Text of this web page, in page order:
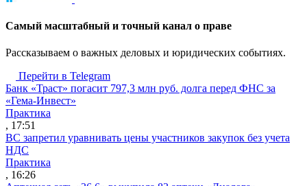
Cамый масштабный и точный канал о праве
Рассказываем о важных деловых и юридических событиях.
Перейти в Telegram
Банк «Траст» погасит 797,3 млн руб. долга перед ФНС за
«Гема-Инвест»
Практика
, 17:51
ВС запретил уравнивать цены участников закупок без учета
НДС
Практика
, 16:26